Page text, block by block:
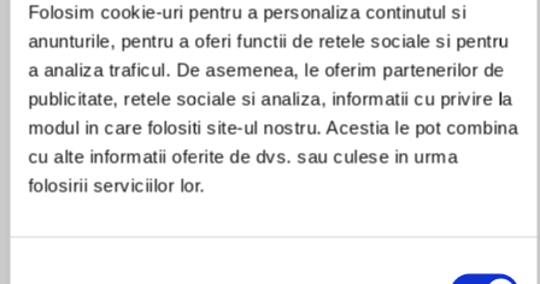
Folosim cookie-uri pentru a personaliza continutul si
anunturile, pentru a oferi functii de retele sociale si pentru
a analiza traficul. De asemenea, le oferim partenerilor de
publicitate, retele sociale si analiza, informatii cu privire la
modul in care folositi site-ul nostru. Acestia le pot combina
cu alte informatii oferite de dvs. sau culese in urma
folosirii serviciilor lor.
genera date
statistice despre
modalitatea in
care utilizatorul
foloseste